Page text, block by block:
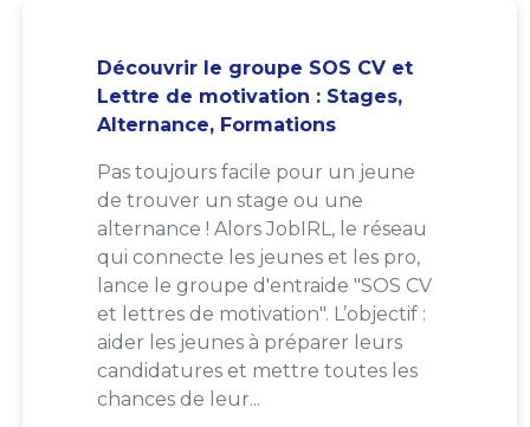
Découvrir le groupe SOS CV et
Lettre de motivation : Stages,
Alternance, Formations
Pas toujours facile pour un jeune
de trouver un stage ou une
alternance ! Alors JobIRL, le réseau
qui connecte les jeunes et les pro,
lance le groupe d'entraide "SOS CV
et lettres de motivation". L’objectif :
aider les jeunes à préparer leurs
candidatures et mettre toutes les
chances de leur...